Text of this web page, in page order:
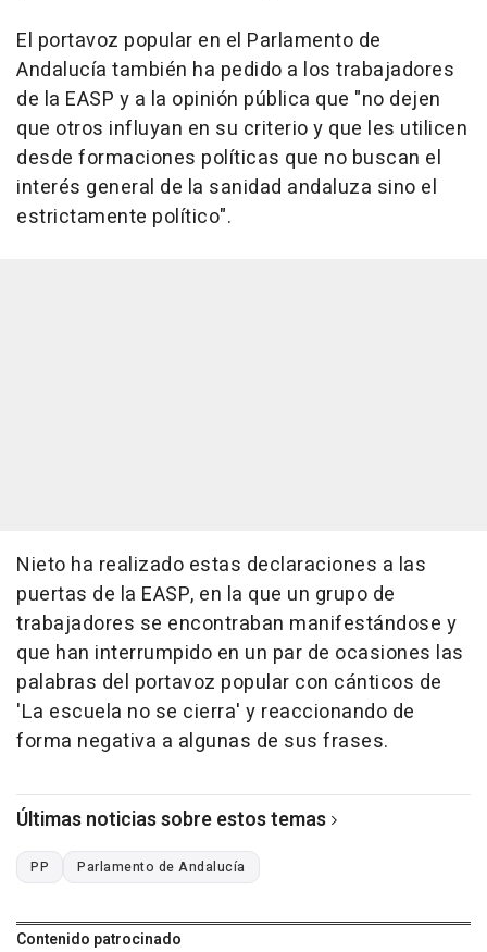
El portavoz popular en el Parlamento de
Andalucía también ha pedido a los trabajadores
de la EASP y a la opinión pública que "no dejen
que otros influyan en su criterio y que les utilicen
desde formaciones políticas que no buscan el
interés general de la sanidad andaluza sino el
estrictamente político".
Nieto ha realizado estas declaraciones a las
puertas de la EASP, en la que un grupo de
trabajadores se encontraban manifestándose y
que han interrumpido en un par de ocasiones las
palabras del portavoz popular con cánticos de
'La escuela no se cierra' y reaccionando de
forma negativa a algunas de sus frases.
Últimas noticias sobre estos temas
PP Parlamento de Andalucía
Contenido patrocinado